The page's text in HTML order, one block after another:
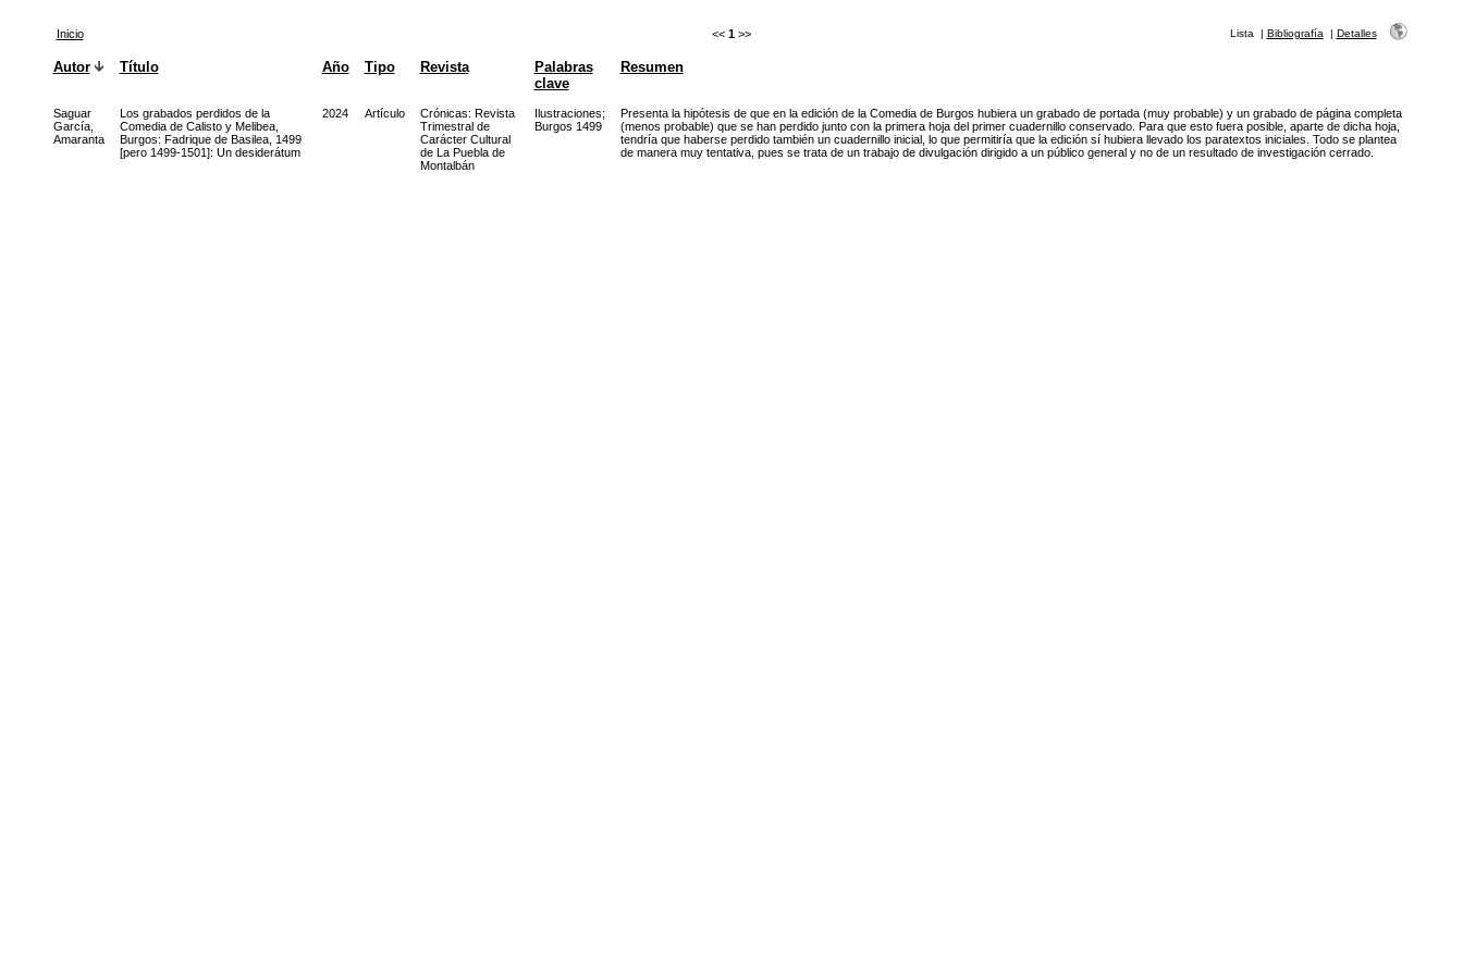
Inicio << 1 >> Lista | Bibliografía | Detalles
Autor Título Año Tipo Revista
Palabras
clave
Resumen
Saguar
García,
Amaranta
Los grabados perdidos de la
Comedia de Calisto y Melibea,
Burgos: Fadrique de Basilea, 1499
[pero 1499-1501]: Un desiderátum
2024 Artículo
Crónicas: Revista
Trimestral de
Carácter Cultural
de La Puebla de
Montalbán
Ilustraciones;
Burgos 1499
Presenta la hipótesis de que en la edición de la Comedia de Burgos hubiera un grabado de portada (muy probable) y un grabado de página completa
(menos probable) que se han perdido junto con la primera hoja del primer cuadernillo conservado. Para que esto fuera posible, aparte de dicha hoja,
tendría que haberse perdido también un cuadernillo inicial, lo que permitiría que la edición sí hubiera llevado los paratextos iniciales. Todo se plantea
de manera muy tentativa, pues se trata de un trabajo de divulgación dirigido a un público general y no de un resultado de investigación cerrado.